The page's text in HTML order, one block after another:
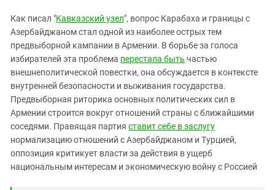
Южная Осетия
Южный Кавказ
ЮФО
Как писал "Кавказский узел", вопрос Карабаха и границы с
Азербайджаном стал одной из наиболее острых тем
предвыборной кампании в Армении. В борьбе за голоса
избирателей эта проблема перестала быть частью
внешнеполитической повестки, она обсуждается в контексте
внутренней безопасности и выживания государства.
Предвыборная риторика основных политических сил в
Армении строится вокруг отношений страны с ближайшими
соседями. Правящая партия ставит себе в заслугу
нормализацию отношений с Азербайджаном и Турцией,
оппозиция критикует власти за действия в ущерб
национальным интересам и экономическую войну с Россией